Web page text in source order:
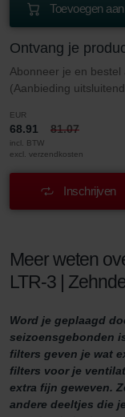
Toevoegen
Ontvang je
Abonneer je en
(Aanbieding
EUR
68.91 81.07
incl. BTW
excl. verzendkosten
Inschrijven
Meer weten
LTR-3 |
Word je geplaagd
seizoensgebonden
filters geven je wat
filters voor je
extra fijn geweven.
andere deeltjes die